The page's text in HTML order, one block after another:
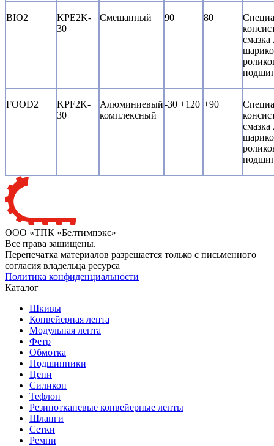
BIO2
KPE2K-
30
Смешанный 90 80
смазка
FOOD2
KPF2K-
30
Алюминиевый
комплексный
-30 +120 +90
смазка
ООО «ТПК «Белтимпэкс»
Все права защищены.
Перепечатка материалов разрешается только с письменного
согласия владельца ресурса
Политика конфиденциальности
Каталог
Шкивы
Конвейерная лента
Модульная лента
Фетр
Обмотка
Подшипники
Цепи
Силикон
Тефлон
Резинотканевые конвейерные ленты
Шланги
Сетки
Ремни